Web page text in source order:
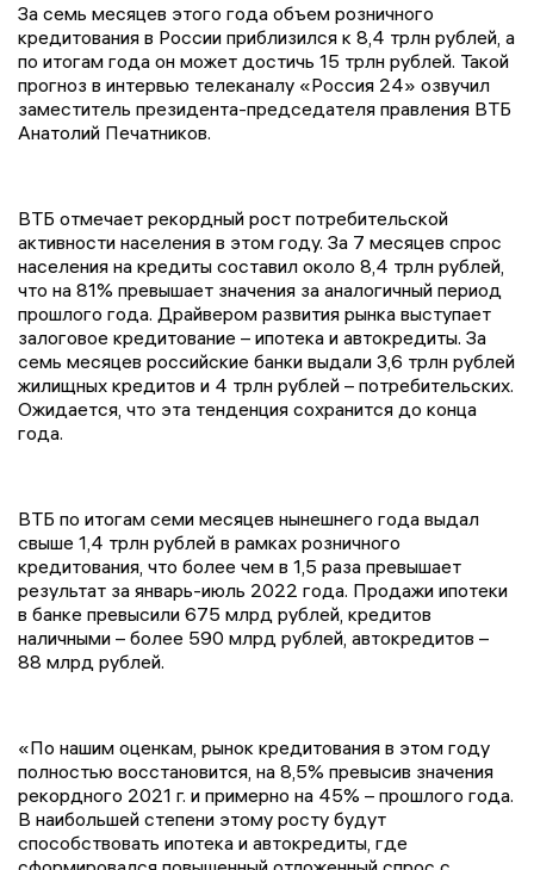
За семь месяцев этого года объем розничного
кредитования в России приблизился к 8,4 трлн рублей, а
по итогам года он может достичь 15 трлн рублей. Такой
прогноз в интервью телеканалу «Россия 24» озвучил
заместитель президента-председателя правления ВТБ
Анатолий Печатников.
ВТБ отмечает рекордный рост потребительской
активности населения в этом году. За 7 месяцев спрос
населения на кредиты составил около 8,4 трлн рублей,
что на 81% превышает значения за аналогичный период
прошлого года. Драйвером развития рынка выступает
залоговое кредитование – ипотека и автокредиты. За
семь месяцев российские банки выдали 3,6 трлн рублей
жилищных кредитов и 4 трлн рублей – потребительских.
Ожидается, что эта тенденция сохранится до конца
года.
ВТБ по итогам семи месяцев нынешнего года выдал
свыше 1,4 трлн рублей в рамках розничного
кредитования, что более чем в 1,5 раза превышает
результат за январь-июль 2022 года. Продажи ипотеки
в банке превысили 675 млрд рублей, кредитов
наличными – более 590 млрд рублей, автокредитов –
88 млрд рублей.
«По нашим оценкам, рынок кредитования в этом году
полностью восстановится, на 8,5% превысив значения
рекордного 2021 г. и примерно на 45% – прошлого года.
В наибольшей степени этому росту будут
способствовать ипотека и автокредиты, где